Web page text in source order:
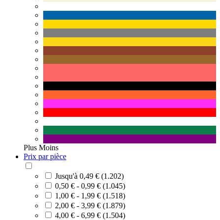
Plus Moins
Prix par pièce
Jusqu'à 0,49 € (1.202)
0,50 € - 0,99 € (1.045)
1,00 € - 1,99 € (1.518)
2,00 € - 3,99 € (1.879)
4,00 € - 6,99 € (1.504)